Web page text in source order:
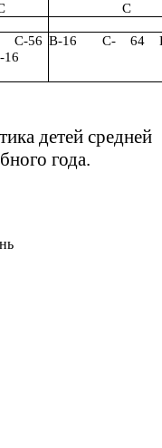
С
С-56 В-16 С- 64
средней
года.